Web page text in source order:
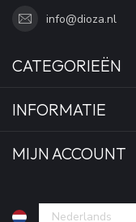
info@dioza.nl
CATEGORIEËN
INFORMATIE
MIJN ACCOUNT